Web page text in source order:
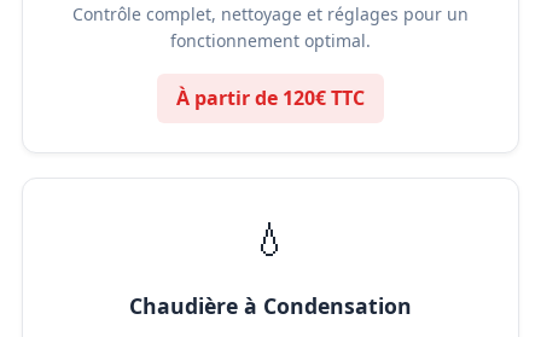
Contrôle complet, nettoyage et réglages pour un
fonctionnement optimal.
À partir de 120€ TTC
💧
Chaudière à Condensation